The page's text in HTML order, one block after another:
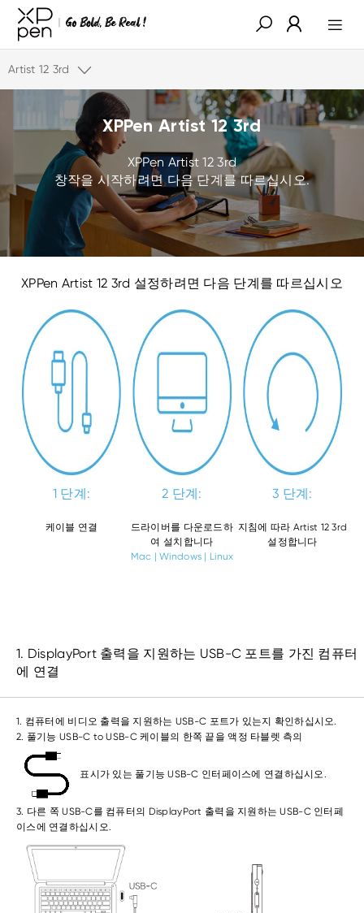
Artist 12 3rd
XPPen Artist 12 3rd
XPPen Artist 12 3rd
창작을 시작하려면 다음 단계를 따르십시오.
XPPen Artist 12 3rd 설정하려면 다음 단계를 따르십시오
1 단계:
케이블 연결
2 단계:
드라이버를 다운로드하
여 설치합니다
Mac |Windows | Linux
3 단계:
지침에 따라 Artist 12 3rd
설정합니다
1. DisplayPort 출력을 지원하는 USB-C 포트를 가진 컴퓨터
에 연결
1. 컴퓨터에 비디오 출력을 지원하는 USB-C 포트가 있는지 확인하십시오.
2. 풀기능 USB-C to USB-C 케이블의 한쪽 끝을 액정 타블렛 측의
표시가 있는 풀기능 USB-C 인터페이스에 연결하십시오.
3. 다른 쪽 USB-C를 컴퓨터의 DisplayPort 출력을 지원하는 USB-C 인터페
이스에 연결하십시오.